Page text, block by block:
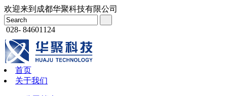
欢迎来到成都华聚科技有限公司
028- 84601124
首页
关于我们